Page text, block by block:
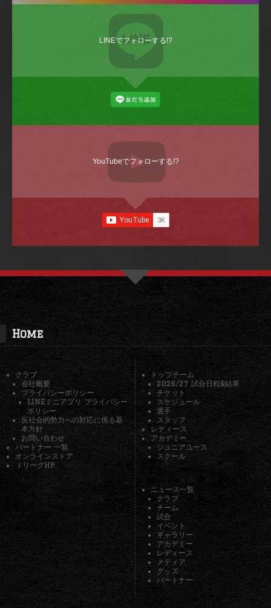
LINEでフォローする!?
YouTubeでフォローする!?
Home
クラブ
会社概要
プライバシーポリシー
LINEミニアプリ プライバシー
ポリシー
反社会的勢力への対応に係る基
本方針
お問い合わせ
パートナー 一覧
オンラインストア
ＪリーグHP
トップチーム
2026/27 試合日程&結果
チケット
スケジュール
選手
スタッフ
レディース
アカデミー
ジュニアユース
スクール
ニュース一覧
クラブ
チーム
試合
イベント
ギャラリー
アカデミー
レディース
メディア
グッズ
パートナー